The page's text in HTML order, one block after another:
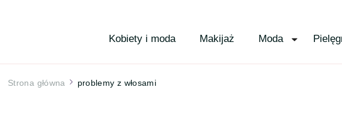
Kobiety i moda Makijaż Moda
Strona główna problemy z włosami